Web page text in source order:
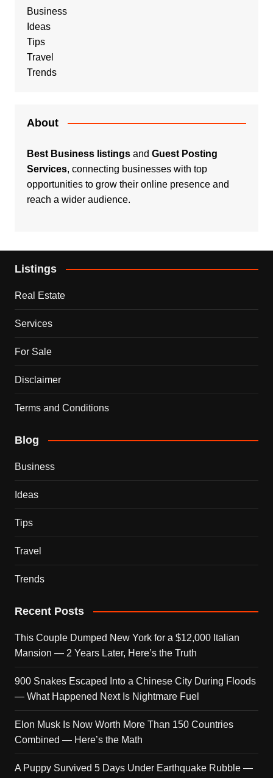
Business
Ideas
Tips
Travel
Trends
About
Best Business listingsand Guest Posting
Services, connecting businesses with top
opportunities to grow their online presence and
reach a wider audience.
Listings
Real Estate
Services
For Sale
Disclaimer
Terms and Conditions
Blog
Business
Ideas
Tips
Travel
Trends
Recent Posts
This Couple Dumped New York for a $12,000 Italian
Mansion — 2 Years Later, Here’s the Truth
900 Snakes Escaped Into a Chinese City During Floods
— What Happened Next Is Nightmare Fuel
Elon Musk Is Now Worth More Than 150 Countries
Combined — Here’s the Math
A Puppy Survived 5 Days Under Earthquake Rubble —